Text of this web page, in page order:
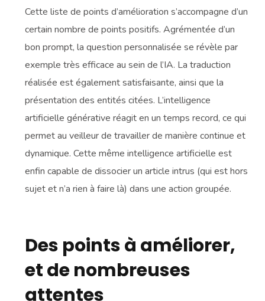
Cette liste de points d’amélioration s’accompagne d’un
certain nombre de points positifs. Agrémentée d’un
bon prompt, la question personnalisée se révèle par
exemple très efficace au sein de l’IA. La traduction
réalisée est également satisfaisante, ainsi que la
présentation des entités citées. L’intelligence
artificielle générative réagit en un temps record, ce qui
permet au veilleur de travailler de manière continue et
dynamique. Cette même intelligence artificielle est
enfin capable de dissocier un article intrus (qui est hors
sujet et n’a rien à faire là) dans une action groupée.
Des points à améliorer,
et de nombreuses
attentes